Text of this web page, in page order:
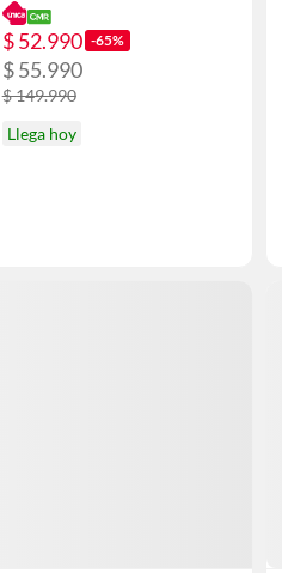
$ 52.990 -65%
$ 55.990
$ 149.990
Llega hoy